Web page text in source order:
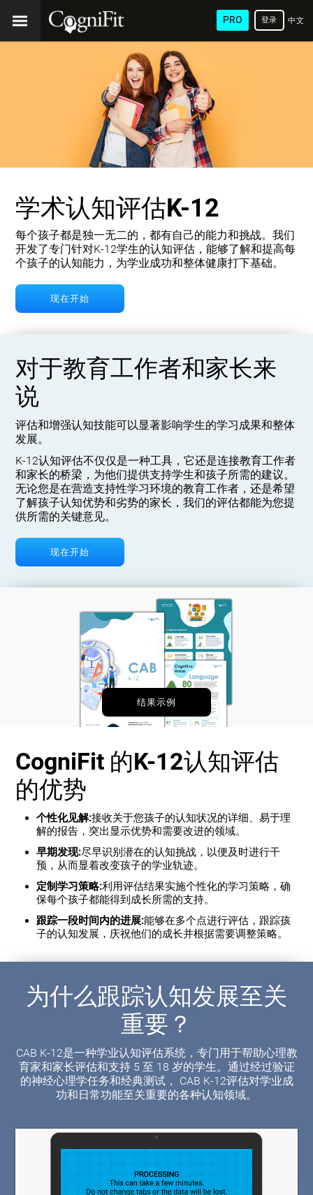
PRO 中文
(简
登录
学术认知评估K-12
每个孩子都是独一无二的，都有自己的能力和挑战。我们
开发了专门针对K-12学生的认知评估，能够了解和提高每
个孩子的认知能力，为学业成功和整体健康打下基础。
现在开始
对于教育工作者和家长来
说
评估和增强认知技能可以显著影响学生的学习成果和整体
发展。
K-12认知评估不仅仅是一种工具，它还是连接教育工作者
和家长的桥梁，为他们提供支持学生和孩子所需的建议。
无论您是在营造支持性学习环境的教育工作者，还是希望
了解孩子认知优势和劣势的家长，我们的评估都能为您提
供所需的关键意见。
现在开始
CogniFit 的K-12认知评估
的优势
个性化见解:接收关于您孩子的认知状况的详细、易于理
解的报告，突出显示优势和需要改进的领域。
早期发现:尽早识别潜在的认知挑战，以便及时进行干
预，从而显着改变孩子的学业轨迹。
定制学习策略:利用评估结果实施个性化的学习策略，确
保每个孩子都能得到成长所需的支持。
跟踪一段时间内的进展:能够在多个点进行评估，跟踪孩
子的认知发展，庆祝他们的成长并根据需要调整策略。
结果示例
为什么跟踪认知发展至关
重要？
CAB K-12是一种学业认知评估系统，专门用于帮助心理教
育家和家长评估和支持 5 至 18 岁的学生。通过经过验证
的神经心理学任务和经典测试， CAB K-12评估对学业成
功和日常功能至关重要的各种认知领域。